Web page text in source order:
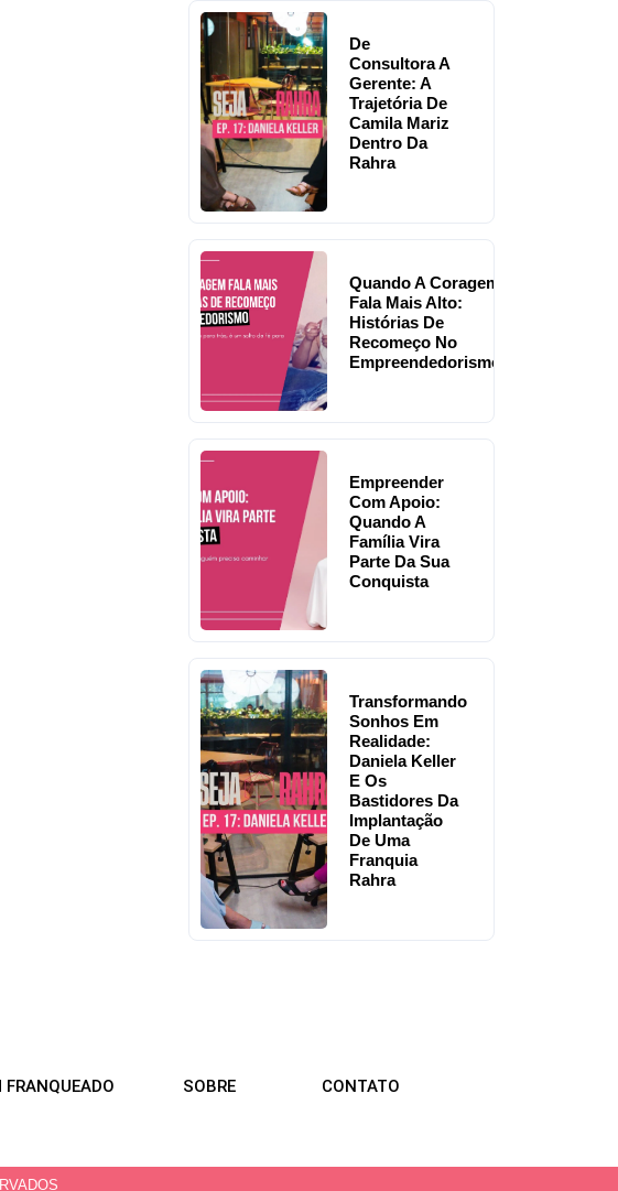
De
Consultora A
Gerente: A
Trajetória De
Camila Mariz
Dentro Da
Rahra
Quando A Coragem
Fala Mais Alto:
Histórias De
Recomeço No
Empreendedorismo
Empreender
Com Apoio:
Quando A
Família Vira
Parte Da Sua
Conquista
Transformando
Sonhos Em
Realidade:
Daniela Keller
E Os
Bastidores Da
Implantação
De Uma
Franquia
Rahra
SOBRE CONTATO